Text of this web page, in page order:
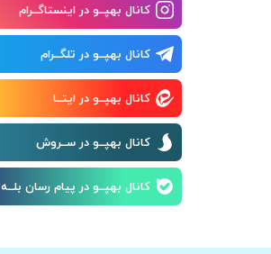
کانال بهپــو در اینستاگــرام
کانال بهپــو در تلگــرام
کانال بهپــو در ایتــا
کانال بهپــو در ســروش
کانال بهپــو در پیام رسان بلــه